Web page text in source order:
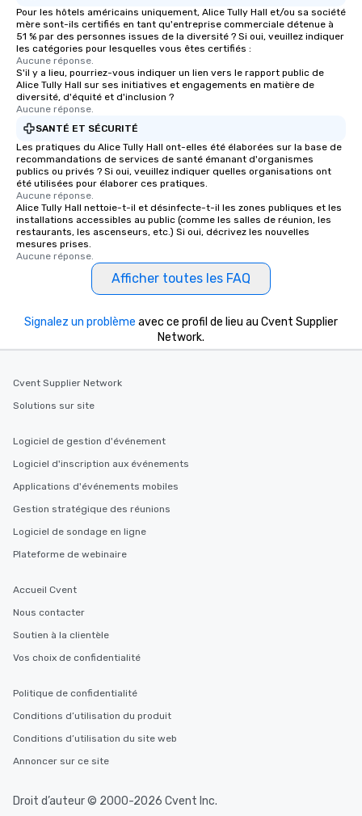
Pour les hôtels américains uniquement, Alice Tully Hall et/ou sa société
mère sont-ils certifiés en tant qu'entreprise commerciale détenue à
51 % par des personnes issues de la diversité ? Si oui, veuillez indiquer
les catégories pour lesquelles vous êtes certifiés :
Aucune réponse.
S'il y a lieu, pourriez-vous indiquer un lien vers le rapport public de
Alice Tully Hall sur ses initiatives et engagements en matière de
diversité, d'équité et d'inclusion ?
Aucune réponse.
SANTÉ ET SÉCURITÉ
Les pratiques du Alice Tully Hall ont-elles été élaborées sur la base de
recommandations de services de santé émanant d'organismes
publics ou privés ? Si oui, veuillez indiquer quelles organisations ont
été utilisées pour élaborer ces pratiques.
Aucune réponse.
Alice Tully Hall nettoie-t-il et désinfecte-t-il les zones publiques et les
installations accessibles au public (comme les salles de réunion, les
restaurants, les ascenseurs, etc.) Si oui, décrivez les nouvelles
mesures prises.
Aucune réponse.
Afficher toutes les FAQ
Signalez un problème avec ce profil de lieu au Cvent Supplier
Network.
Cvent Supplier Network
Solutions sur site
Logiciel de gestion d'événement
Logiciel d'inscription aux événements
Applications d'événements mobiles
Gestion stratégique des réunions
Logiciel de sondage en ligne
Plateforme de webinaire
Accueil Cvent
Nous contacter
Soutien à la clientèle
Vos choix de confidentialité
Politique de confidentialité
Conditions d’utilisation du produit
Conditions d’utilisation du site web
Annoncer sur ce site
Droit d’auteur © 2000-2026 Cvent Inc.